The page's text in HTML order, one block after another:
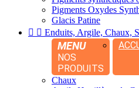
Pigments Oxydes
Glacis Patine
  Enduits, Argile, Chaux,
MENU
NOS
PRODUITS
Chaux